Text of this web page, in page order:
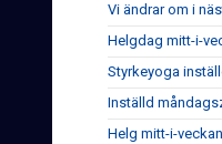
Vi ändrar om i
Helgdag mitt-i-
Styrkeyoga
Inställd
Helg mitt-i-veckan